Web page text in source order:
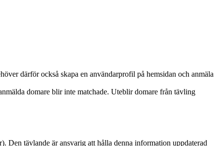
därför också skapa en användarprofil på hemsidan och anmäla
domare blir inte matchade. Uteblir domare från tävling
Den tävlande är ansvarig att hålla denna information uppdaterad